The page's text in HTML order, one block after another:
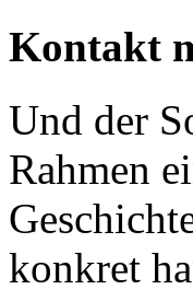
Kontakt
Und der
Rahmen
konkret